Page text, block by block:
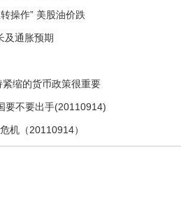
操作” 美股油价跌
及通胀预期
缩的货币政策很重要
要不要出手(20110914)
机（20110914）